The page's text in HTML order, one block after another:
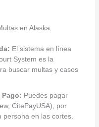
en Alaska
El sistema en línea
System es la
buscar multas y casos
Puedes pagar
CitePayUSA), por
en las cortes.